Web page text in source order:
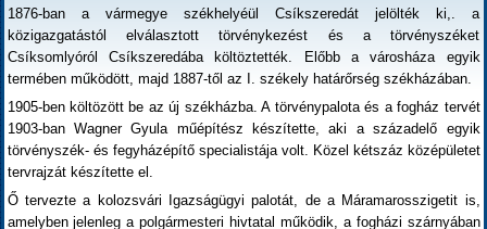
1876-ban a vármegye székhelyéül Csíkszeredát jelölték ki,. a
közigazgatástól elválasztott törvénykezést és a törvényszéket
Csíksomlyóról Csíkszeredába költöztették. Előbb a városháza egyik
termében működött, majd 1887-től az I. székely határőrség székházában.
1905-ben költözött be az új székházba. A törvénypalota és a fogház tervét
1903-ban Wagner Gyula műépítész készítette, aki a századelő egyik
törvényszék- és fegyházépítő specialistája volt. Közel kétszáz középületet
tervrajzát készítette el.
Ő tervezte a kolozsvári Igazságügyi palotát, de a Máramarosszigetit is,
amelyben jelenleg a polgármesteri hivtatal működik, a fogházi szárnyában